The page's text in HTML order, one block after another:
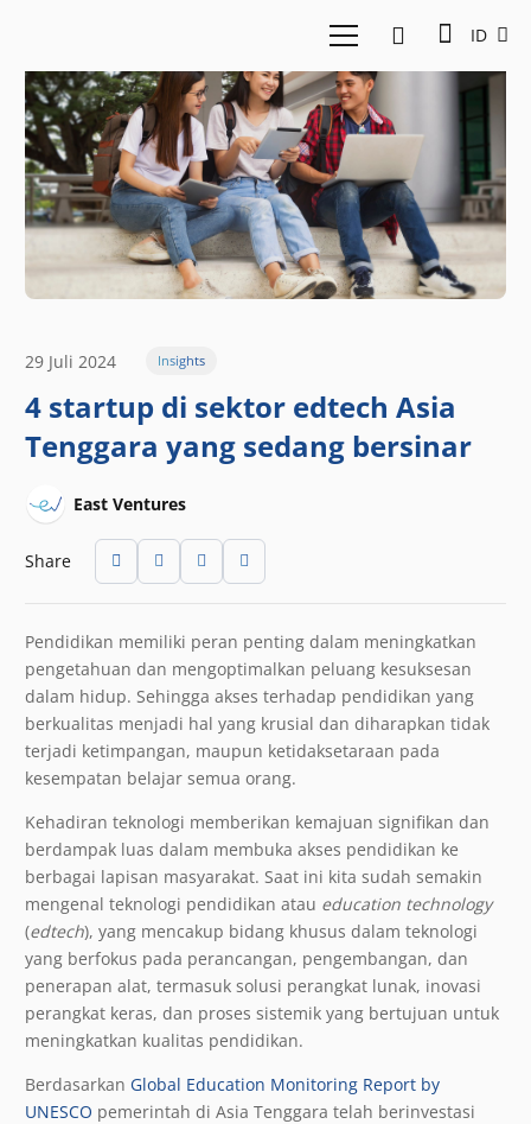
ID
29 Juli 2024 Insights
4 startup di sektor edtech Asia
Tenggara yang sedang bersinar
East Ventures
Share
Pendidikan memiliki peran penting dalam meningkatkan
pengetahuan dan mengoptimalkan peluang kesuksesan
dalam hidup. Sehingga akses terhadap pendidikan yang
berkualitas menjadi hal yang krusial dan diharapkan tidak
terjadi ketimpangan, maupun ketidaksetaraan pada
kesempatan belajar semua orang.
Kehadiran teknologi memberikan kemajuan signifikan dan
berdampak luas dalam membuka akses pendidikan ke
berbagai lapisan masyarakat. Saat ini kita sudah semakin
mengenal teknologi pendidikan atau education technology
(edtech), yang mencakup bidang khusus dalam teknologi
yang berfokus pada perancangan, pengembangan, dan
penerapan alat, termasuk solusi perangkat lunak, inovasi
perangkat keras, dan proses sistemik yang bertujuan untuk
meningkatkan kualitas pendidikan.
Berdasarkan Global Education Monitoring Report by
UNESCO pemerintah di Asia Tenggara telah berinvestasi